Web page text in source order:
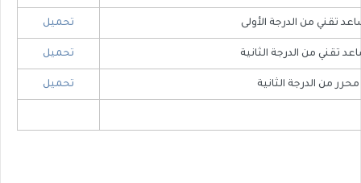
​​​تحميل تقني من الدرجة الأولى
​تحميل تقني من الدرجة الثانية
​تحميل ​محرر من الدرجة الثانية